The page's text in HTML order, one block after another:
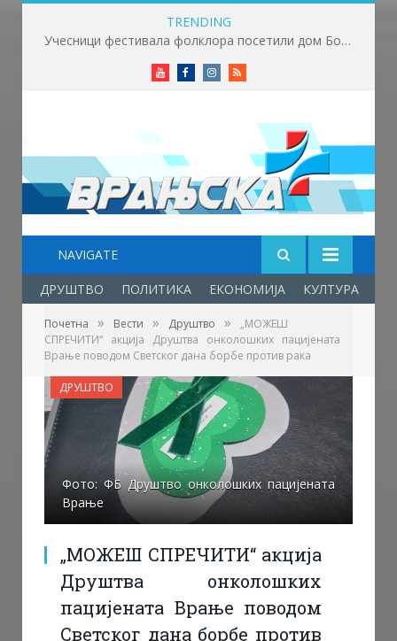
TRENDING
Данас је Света Петка Трнова
YoutubeFacebookInstagram
RSS
NAVIGATE
ДРУШТВО ПОЛИТИКА ЕКОНОМИЈА КУЛТУРА
Почетна » Вести » Друштво »
„МОЖЕШ
СПРЕЧИТИ“ акција Друштва онколошких пацијената
Врање поводом Светског дана борбе против рака
Фото: ФБ Друштво онколошких пацијената
Врање
„МОЖЕШ СПРЕЧИТИ“ акција
Друштва онколошких
пацијената Врање поводом
Светског дана борбе против
ДРУШТВО